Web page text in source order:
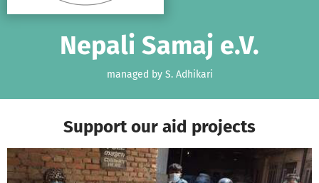
Nepali Samaj e.V.
managed by S. Adhikari
Support our aid projects